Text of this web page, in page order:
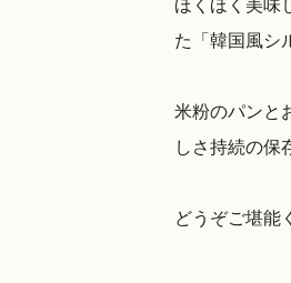
ほくほく美味
た「韓国風シ
米粉のパンと
しさ持続の保
どうぞご堪能